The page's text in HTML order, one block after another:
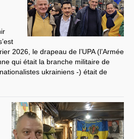
2026, le drapeau de l’UPA (l’Armée
qui était la branche militaire de
ukrainiens -) était de